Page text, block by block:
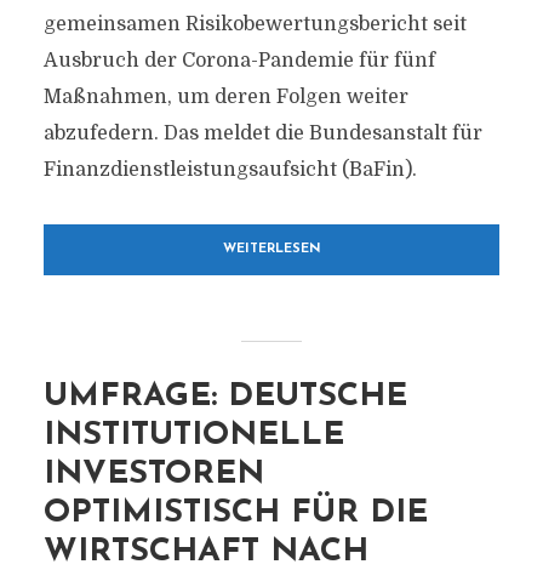
gemeinsamen Risikobewertungsbericht seit
Ausbruch der Corona-Pandemie für fünf
Maßnahmen, um deren Folgen weiter
abzufedern. Das meldet die Bundesanstalt für
Finanzdienstleistungsaufsicht (BaFin).
WEITERLESEN
UMFRAGE: DEUTSCHE
INSTITUTIONELLE
INVESTOREN
OPTIMISTISCH FÜR DIE
WIRTSCHAFT NACH